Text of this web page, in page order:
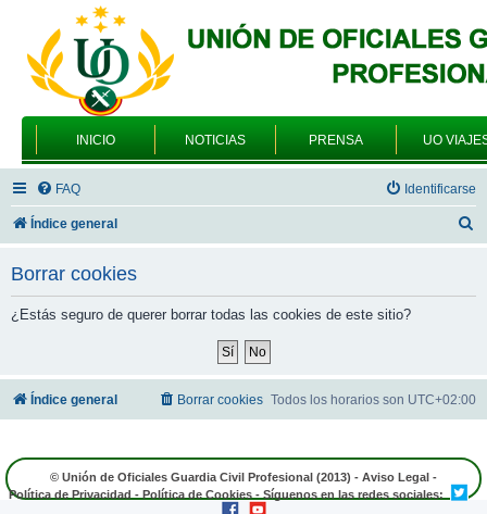
INICIO NOTICIAS PRENSA UO
FAQ Identificarse
Índice general
Borrar cookies
¿Estás seguro de querer borrar todas las cookies de este sitio?
Índice general Todos los horarios son UTC+02:00
Borrar cookies
© Unión de Oficiales Guardia Civil Profesional (2013) - Aviso Legal -
Política de Privacidad - Política de Cookies - Síguenos en las redes sociales: